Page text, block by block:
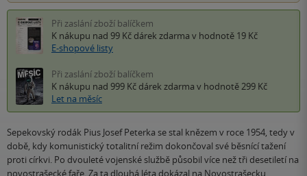
Při zaslání zboží balíčkem
K nákupu nad 99 Kč dárek zdarma v hodnotě 19 Kč
E-shopové listy
Při zaslání zboží balíčkem
K nákupu nad 999 Kč dárek zdarma v hodnotě 299 Kč
Let na měsíc
Sepekovský rodák Pius Josef Peterka se stal knězem v roce 1954, tedy v
době, kdy komunistický totalitní režim dokončoval své běsnící tažení
proti církvi. Po dvouleté vojenské službě působil více než tři desetiletí na
novostrašecké faře. Za ta dlouhá léta dokázal na Novostrašecku